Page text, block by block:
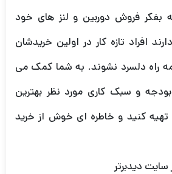
بفکر فروش دوربین و لنز های خود
افراد تازه کار در اولین خریدشان
راه دلسرد نشوند. به شما کمک می
و سبک کاری مورد نظر بهترین
تهیه کنید و خاطره ای خوش از خرید
سایت دیدبرتر